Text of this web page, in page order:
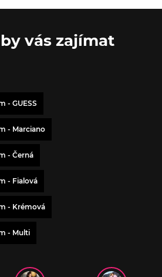
vás zajímat
- GUESS
- Marciano
- Černá
- Fialová
- Krémová
- Multi